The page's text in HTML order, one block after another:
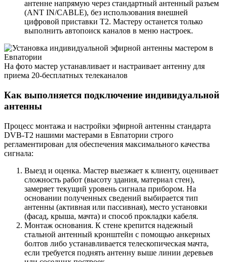
антенне напрямую через стандартный антенный разъем
(ANT IN/CABLE), без использования внешней
цифровой приставки Т2. Мастеру останется только
выполнить автопоиск каналов в меню настроек.
На фото мастер устанавливает и настраивает антенну для
приема 20-бесплатных телеканалов
Как выполняется подключение индивидуальной
антенны
Процесс монтажа и настройки эфирной антенны стандарта
DVB-T2 нашими мастерами в Евпатории строго
регламентирован для обеспечения максимального качества
сигнала:
Выезд и оценка. Мастер выезжает к клиенту, оценивает
сложность работ (высоту здания, материал стен),
замеряет текущий уровень сигнала прибором. На
основании полученных сведений выбирается тип
антенны (активная или пассивная), место установки
(фасад, крыша, мачта) и способ прокладки кабеля.
Монтаж основания. К стене крепится надежный
стальной антенный кронштейн с помощью анкерных
болтов либо устанавливается телескопическая мачта,
если требуется поднять антенну выше линии деревьев